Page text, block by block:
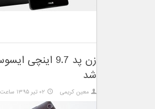
شد
معین کریمی ۰۲ تیر ۱۳۹۵ ساعت ۱۴:۳۵